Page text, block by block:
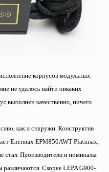
корпусов модульных
не удалось найти никаких
выполнен качественно, ничего
как и снаружи. Конструктив
Enermax EPM850AWT Platimax,
стал. Производители и номиналы
различаются. Скорее LEPA G900-